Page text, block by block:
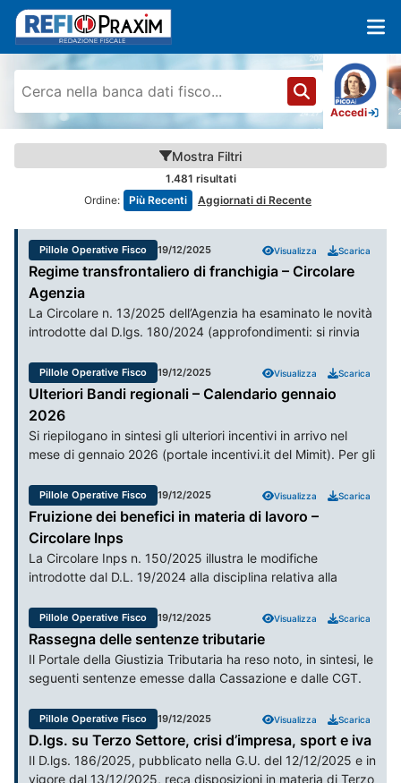
Accedi
Mostra Filtri
1.481 risultati
Ordine:
Più Recenti Aggiornati di Recente
Pillole Operative Fisco 19/12/2025 Visualizza Scarica
Regime transfrontaliero di franchigia – Circolare
Agenzia
La Circolare n. 13/2025 dell’Agenzia ha esaminato le novità
introdotte dal D.lgs. 180/2024 (approfondimenti: si rinvia
transfrontaliero di franchigia in materia di IVA.
Pillole Operative Fisco 19/12/2025 Visualizza Scarica
Ulteriori Bandi regionali – Calendario gennaio
2026
Si riepilogano in sintesi gli ulteriori incentivi in arrivo nel
mese di gennaio 2026 (portale incentivi.it del Mimit). Per gli
Operative pubblicate il 9/12/2025.
Pillole Operative Fisco 19/12/2025 Visualizza Scarica
Fruizione dei benefici in materia di lavoro –
Circolare Inps
La Circolare Inps n. 150/2025 illustra le modifiche
introdotte dal D.L. 19/2024 alla disciplina relativa alla
lavoro e legislazione sociale, le modalità di addebito da
parte degli organi di vigilanza delle omissioni/evasioni
conseguenti alle violazioni degli obblighi contributivi e
assicurativi regolarizzabili o di contestazione delle
violazioni amministrative non regolarizzabili e i termini e la
misura del loro recupero da parte dei datori di lavoro.
Pillole Operative Fisco 19/12/2025 Visualizza Scarica
Rassegna delle sentenze tributarie
Il Portale della Giustizia Tributaria ha reso noto, in sintesi, le
seguenti sentenze emesse dalla Cassazione e dalle CGT.
Pillole Operative Fisco 19/12/2025 Visualizza Scarica
D.lgs. su Terzo Settore, crisi d’impresa, sport e iva
Il D.lgs. 186/2025, pubblicato nella G.U. del 12/12/2025 e in
vigore dal 13/12/2025, reca disposizioni in materia di Terzo